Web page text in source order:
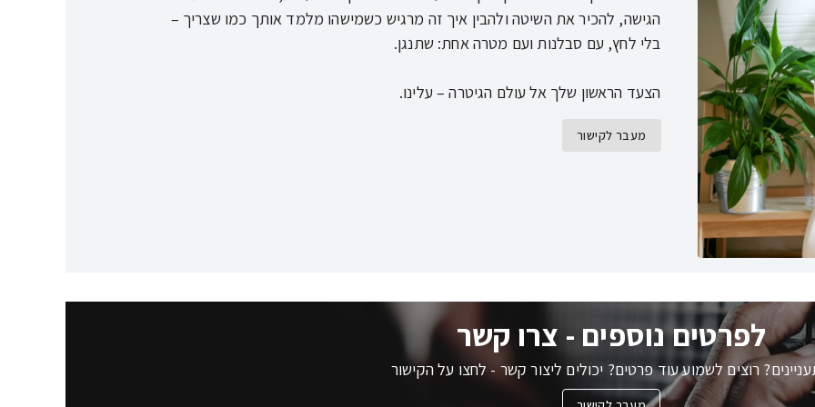
הגישה, להכיר את השיטה ולהבין איך זה מרגיש כשמישהו מלמד אותך כמו שצריך –
הצעד הראשון שלך אל עולם הגיטרה – עלינו.
מעבר לקישור
לפרטים נוספים - צרו קשר
רוצים לשמוע עוד פרטים? יכולים ליצור קשר - לחצו על הקישור